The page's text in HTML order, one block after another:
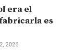
era el
es
2026